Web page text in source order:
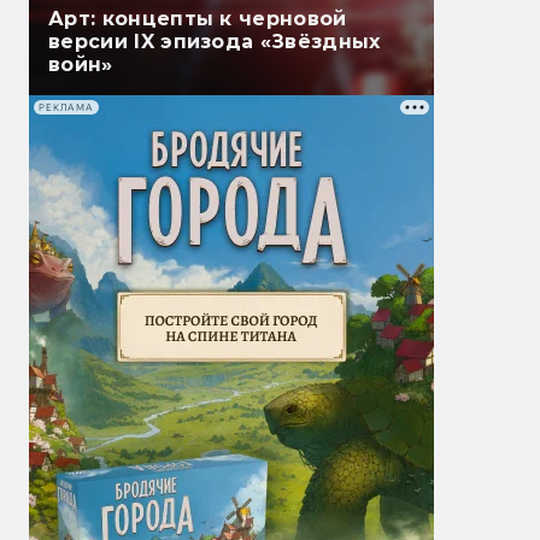
Арт: концепты к черновой
версии IX эпизода «Звёздных
войн»
РЕКЛАМА